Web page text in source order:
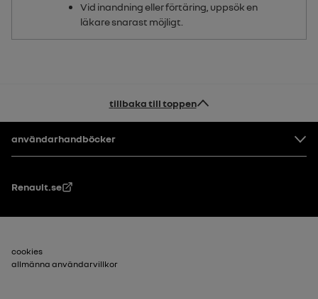
Vid inandning eller förtäring, uppsök en
läkare snarast möjligt.
tillbaka till toppen
Footer
användarhandböcker
Renault.se
Sidfot_2
cookies
allmänna användarvillkor